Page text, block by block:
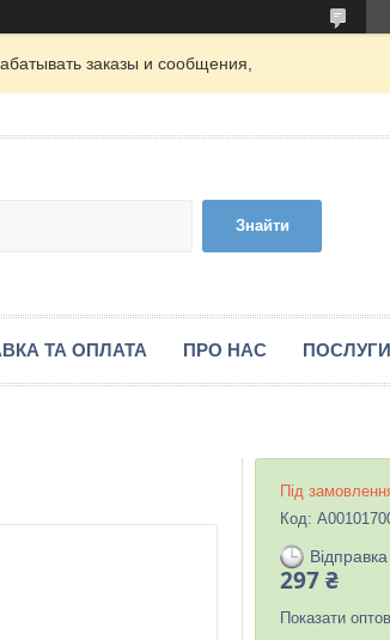
заказы и сообщения,
Знайти
ТА ОПЛАТА ПРО НАС ПОСЛУГИ
Під
Код:
297 ₴
Показати